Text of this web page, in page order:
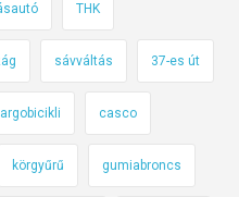
THK
sávváltás 37-es út
casco
körgyűrű gumiabroncs